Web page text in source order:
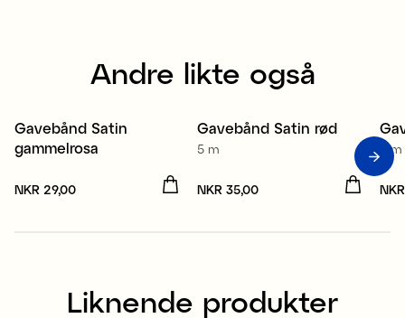
Andre likte også
4 for 3
Gavebånd Satin
gammelrosa
Pris :NKR 29,00
NKR 29,00
4 for 3
Gavebånd Satin rød
5 m
Pris :NKR 35,00
NKR 35,00
5 m
Liknende produkter